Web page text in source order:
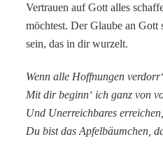
Vertrauen auf Gott alles
möchtest. Der Glaube an
sein, das in dir wurzelt.
Wenn alle Hoffnungen
Mit dir beginn‘ ich ganz von
Und Unerreichbares
Du bist das Apfelbäumchen,